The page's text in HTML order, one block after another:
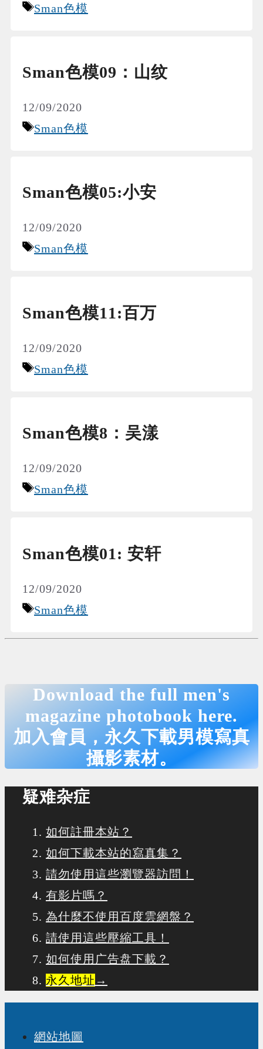
Tags
Sman色模
Sman色模09：山纹
12/09/2020
Tags
Sman色模
Sman色模05:小安
12/09/2020
Tags
Sman色模
Sman色模11:百万
12/09/2020
Tags
Sman色模
Sman色模8：吴漾
12/09/2020
Tags
Sman色模
Sman色模01: 安轩
12/09/2020
Tags
Sman色模
Download the full men's
magazine photobook here.
加入會員，永久下載男模寫真
攝影素材。
疑难杂症
如何註冊本站？
如何下載本站的寫真集？
請勿使用這些瀏覽器訪問！
有影片嗎？
為什麼不使用百度雲網盤？
請使用這些壓縮工具！
如何使用广告盘下載？
永久地址 →
網站地圖